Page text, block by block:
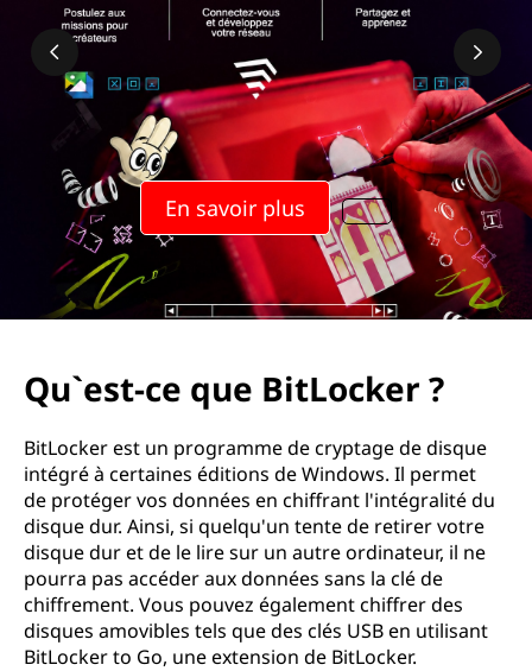
i
En savoir plus
Qu`est-ce que BitLocker ?
BitLocker est un programme de cryptage de disque
intégré à certaines éditions de Windows. Il permet
de protéger vos données en chiffrant l'intégralité du
disque dur. Ainsi, si quelqu'un tente de retirer votre
disque dur et de le lire sur un autre ordinateur, il ne
pourra pas accéder aux données sans la clé de
chiffrement. Vous pouvez également chiffrer des
disques amovibles tels que des clés USB en utilisant
BitLocker to Go, une extension de BitLocker.